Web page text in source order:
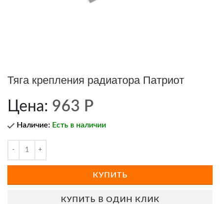
Тяга крепления радиатора Патриот
Цена: 963 Р
Наличие: Есть в наличии
КУПИТЬ
КУПИТЬ В ОДИН КЛИК